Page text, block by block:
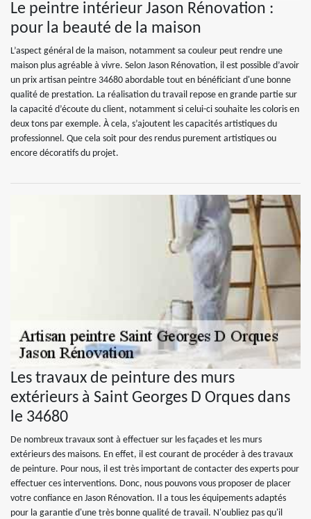
Le peintre intérieur Jason Rénovation :
pour la beauté de la maison
L’aspect général de la maison, notamment sa couleur peut rendre une
maison plus agréable à vivre. Selon Jason Rénovation, il est possible d’avoir
un prix artisan peintre 34680 abordable tout en bénéficiant d'une bonne
qualité de prestation. La réalisation du travail repose en grande partie sur
la capacité d’écoute du client, notamment si celui-ci souhaite les coloris en
deux tons par exemple. À cela, s’ajoutent les capacités artistiques du
professionnel. Que cela soit pour des rendus purement artistiques ou
encore décoratifs du projet.
Les travaux de peinture des murs
extérieurs à Saint Georges D Orques dans
le 34680
De nombreux travaux sont à effectuer sur les façades et les murs
extérieurs des maisons. En effet, il est courant de procéder à des travaux
de peinture. Pour nous, il est très important de contacter des experts pour
effectuer ces interventions. Donc, nous pouvons vous proposer de placer
votre confiance en Jason Rénovation. Il a tous les équipements adaptés
pour la garantie d'une très bonne qualité de travail. N'oubliez pas qu'il